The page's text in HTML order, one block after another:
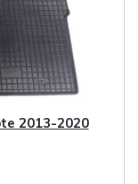
2013-2020